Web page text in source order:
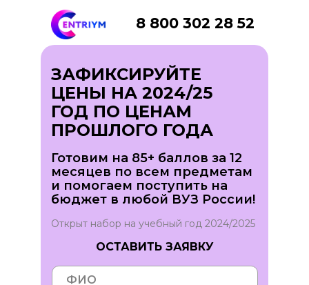
ЗАФИКСИРУЙТЕ
ЦЕНЫ НА 2024/25
ГОД ПО ЦЕНАМ
ПРОШЛОГО ГОДА
Готовим на 85+ баллов за 12
месяцев по всем предметам
и помогаем поступить на
бюджет в любой ВУЗ России!
Открыт набор на учебный год 2024/2025
ОСТАВИТЬ ЗАЯВКУ
8 800 302 28 52